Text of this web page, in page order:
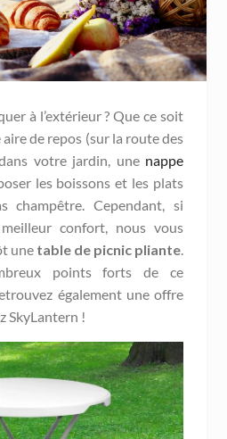
à l’extérieur ? Que ce soit
de repos (sur la route des
votre jardin, une nappe
les boissons et les plats
champêtre. Cependant, si
confort, nous vous
une table de picnic pliante.
points forts de ce
également une offre
SkyLantern !